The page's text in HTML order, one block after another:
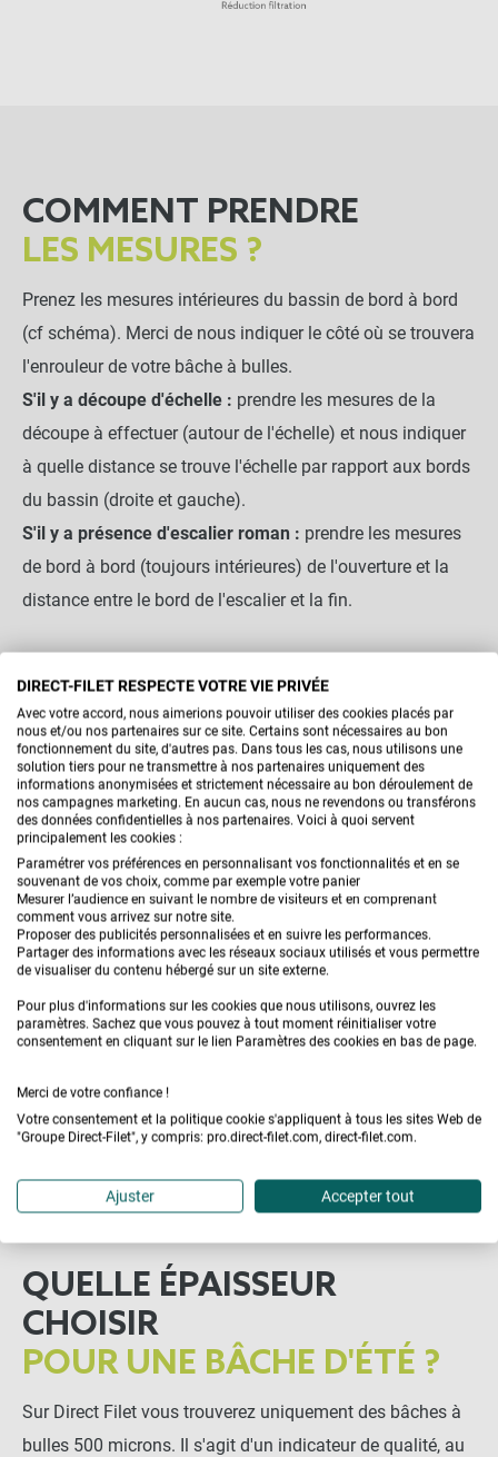
COMMENT PRENDRE
LES MESURES ?
Prenez les mesures intérieures du bassin de bord à bord
(cf schéma). Merci de nous indiquer le côté où se trouvera
l'enrouleur de votre bâche à bulles.
S'il y a découpe d'échelle : prendre les mesures de la
découpe à effectuer (autour de l'échelle) et nous indiquer
à quelle distance se trouve l'échelle par rapport aux bords
du bassin (droite et gauche).
S'il y a présence d'escalier roman : prendre les mesures
de bord à bord (toujours intérieures) de l'ouverture et la
distance entre le bord de l'escalier et la fin.
Demandez un devis
QUELLE ÉPAISSEUR
CHOISIR
POUR UNE BÂCHE D'ÉTÉ ?
Sur Direct Filet vous trouverez uniquement des bâches à
bulles 500 microns. Il s'agit d'un indicateur de qualité, au
DIRECT-FILET RESPECTE VOTRE VIE PRIVÉE
Avec votre accord, nous aimerions pouvoir utiliser des cookies placés par
nous et/ou nos partenaires sur ce site. Certains sont nécessaires au bon
fonctionnement du site, d'autres pas. Dans tous les cas, nous utilisons une
solution tiers pour ne transmettre à nos partenaires uniquement des
informations anonymisées et strictement nécessaire au bon déroulement de
nos campagnes marketing. En aucun cas, nous ne revendons ou transférons
des données confidentielles à nos partenaires. Voici à quoi servent
principalement les cookies :
Paramétrer vos préférences en personnalisant vos fonctionnalités et en se
souvenant de vos choix, comme par exemple votre panier
Mesurer l’audience en suivant le nombre de visiteurs et en comprenant
comment vous arrivez sur notre site.
Proposer des publicités personnalisées et en suivre les performances.
Partager des informations avec les réseaux sociaux utilisés et vous permettre
de visualiser du contenu hébergé sur un site externe.
Pour plus d'informations sur les cookies que nous utilisons, ouvrez les
paramètres. Sachez que vous pouvez à tout moment réinitialiser votre
consentement en cliquant sur le lien Paramètres des cookies en bas de page.
Merci de votre confiance !
Votre consentement et la politique cookie s'appliquent à tous les sites Web de
"Groupe Direct-Filet", y compris: pro.direct-filet.com, direct-filet.com.
Ajuster Accepter tout